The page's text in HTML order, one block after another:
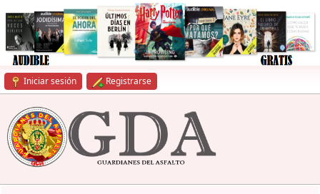
Iniciar sesión Registrarse